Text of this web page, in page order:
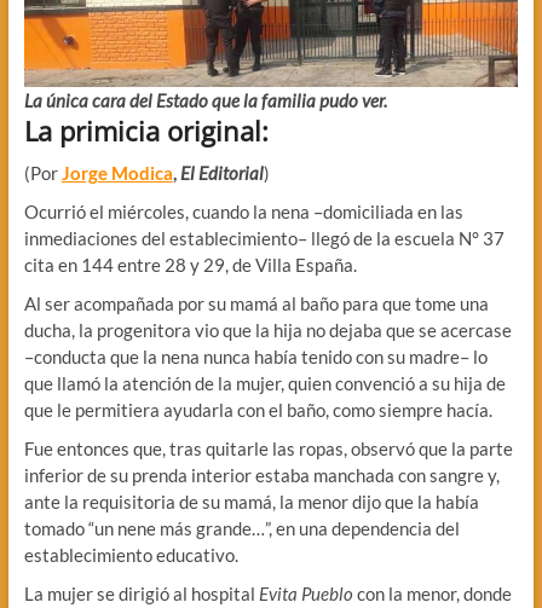
La única cara del Estado que la familia pudo ver.
La primicia original:
(PorJorge Modica,El Editorial)
Ocurrió el miércoles, cuando la nena –domiciliada en las
inmediaciones del establecimiento– llegó de la escuela N° 37
cita en 144 entre 28 y 29, de Villa España.
Al ser acompañada por su mamá al baño para que tome una
ducha, la progenitora vio que la hija no dejaba que se acercase
–conducta que la nena nunca había tenido con su madre– lo
que llamó la atención de la mujer, quien convenció a su hija de
que le permitiera ayudarla con el baño, como siempre hacía.
Fue entonces que, tras quitarle las ropas, observó que la parte
inferior de su prenda interior estaba manchada con sangre y,
ante la requisitoria de su mamá, la menor dijo que la había
tomado “un nene más grande…”, en una dependencia del
establecimiento educativo.
La mujer se dirigió al hospital Evita Pueblo con la menor, donde